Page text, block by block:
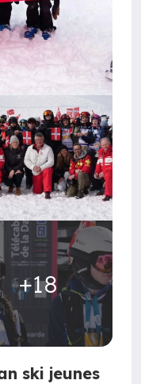
+18
ski jeunes